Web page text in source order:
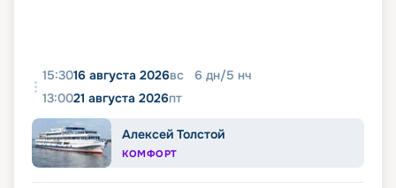
15:3016 августа 2026вс 6 дн/5 нч
13:0021 августа 2026пт
Алексей Толстой
КОМФОРТ